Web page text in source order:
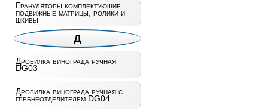
Грануляторы комплектующие
подвижные матрицы, ролики и
шкивы
Д
Дробилка винограда ручная
DG03
Дробилка винограда ручная с
гребнеотделителем DG04